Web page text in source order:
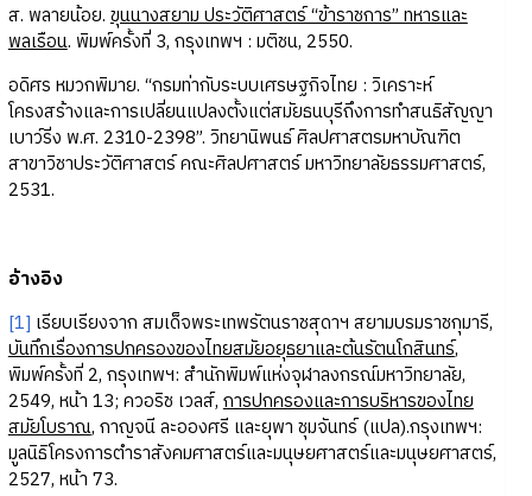
ส. พลายน้อย.ขุนนางสยาม ประวัติศาสตร์ “ข้าราชการ” ทหารและ
พลเรือน. พิมพ์ครั้งที่ 3, กรุงเทพฯ : มติชน, 2550.
อดิศร หมวกพิมาย. “กรมท่ากับระบบเศรษฐกิจไทย : วิเคราะห์
โครงสร้างและการเปลี่ยนแปลงตั้งแต่สมัยธนบุรีถึงการทำสนธิสัญญา
เบาว์ริ่ง พ.ศ. 2310-2398”. วิทยานิพนธ์ ศิลปศาสตรมหาบัณฑิต
สาขาวิชาประวัติศาสตร์ คณะศิลปศาสตร์ มหาวิทยาลัยธรรมศาสตร์,
2531.
อ้างอิง
[1] เรียบเรียงจาก สมเด็จพระเทพรัตนราชสุดาฯ สยามบรมราชกุมารี,
บันทึกเรื่องการปกครองของไทยสมัยอยุธยาและต้นรัตนโกสินทร์,
พิมพ์ครั้งที่ 2, กรุงเทพฯ: สำนักพิมพ์แห่งจุฬาลงกรณ์มหาวิทยาลัย,
2549, หน้า 13; ควอริช เวลส์,การปกครองและการบริหารของไทย
สมัยโบราณ, กาญจนี ละอองศรี และยุพา ชุมจันทร์ (แปล).กรุงเทพฯ:
มูลนิธิโครงการตำราสังคมศาสตร์และมนุษยศาสตร์และมนุษยศาสตร์,
2527, หน้า 73.